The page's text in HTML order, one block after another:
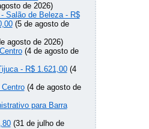
de 2026)
Salão de Beleza - R$
(5 de agosto de
agosto de 2026)
(4 de agosto de
- R$ 1.621,00(4
(4 de agosto de
para Barra
(31 de julho de